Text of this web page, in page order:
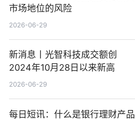
市场地位的风险
2026-06-29
新消息丨光智科技成交额创
2024年10月28日以来新高
2026-06-29
每日短讯：什么是银行理财产品